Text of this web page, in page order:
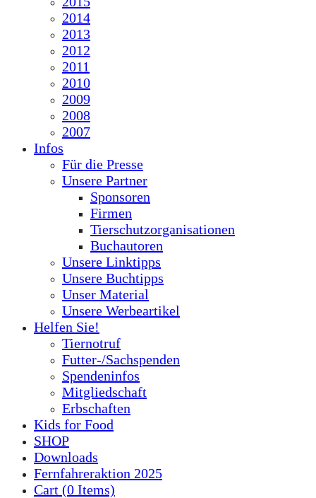
2014
2013
2012
2011
2010
2009
2008
2007
Infos
Für die Presse
Unsere Partner
Sponsoren
Firmen
Tierschutzorganisationen
Buchautoren
Unsere Linktipps
Unsere Buchtipps
Unser Material
Unsere Werbeartikel
Helfen Sie!
Tiernotruf
Futter-/Sachspenden
Spendeninfos
Mitgliedschaft
Erbschaften
Kids for Food
SHOP
Downloads
Fernfahreraktion 2025
Cart (0 Items)